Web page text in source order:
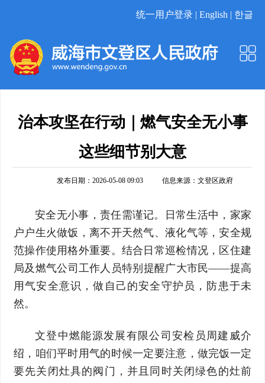
统一用户登录 | English | 한글
治本攻坚在行动｜燃气安全无小事
这些细节别大意
发布日期：2026-05-08 09:03 信息来源： 文登区政府
安全无小事，责任需谨记。日常生活中，家家
户户生火做饭，离不开天然气、液化气等，安全规
范操作使用格外重要。结合日常巡检情况，区住建
局及燃气公司工作人员特别提醒广大市民——提高
用气安全意识，做自己的安全守护员，防患于未
然。
文登中燃能源发展有限公司安检员周建威介
绍，咱们平时用气的时候一定要注意，做完饭一定
要先关闭灶具的阀门，并且同时关闭绿色的灶前